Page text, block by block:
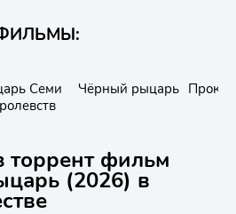
Семи
Чёрный рыцарь
торрент фильм
(2026) в